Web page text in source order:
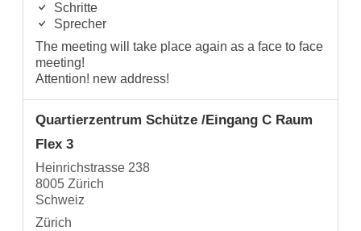
Schritte
Sprecher
The meeting will take place again as a face to face
meeting!
Attention! new address!
Quartierzentrum Schütze /Eingang C Raum
Flex 3
Heinrichstrasse 238
8005 Zürich
Schweiz
Zürich